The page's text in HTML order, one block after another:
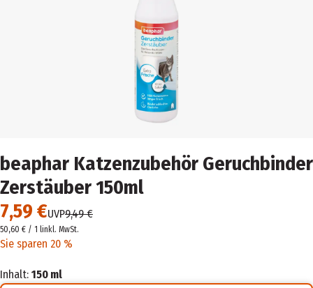
beaphar Katzenzubehör Geruchbinder
Zerstäuber 150ml
7,59 €UVP9,49 €
50,60 € / 1 linkl. MwSt.
Sie sparen 20 %
Inhalt: 150 ml